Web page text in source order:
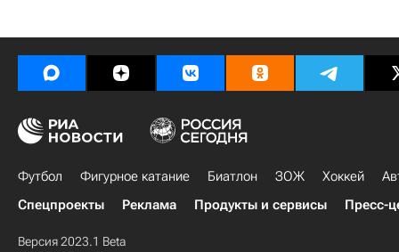
Футбол Фигурное катание Биатлон ЗОЖ Хоккей
Спецпроекты
Реклама Продукты и сервисы Пресс-
Версия 2023.1 Beta